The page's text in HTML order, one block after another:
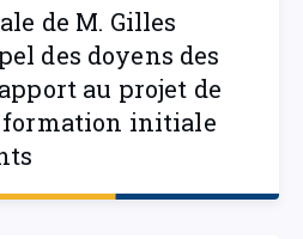
de M. Gilles
des doyens des
au projet de
formation initiale